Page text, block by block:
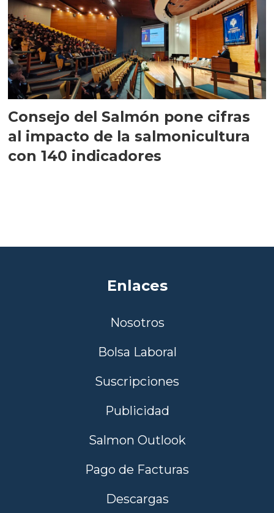
Consejo del Salmón pone cifras
al impacto de la salmonicultura
con 140 indicadores
Enlaces
Nosotros
Bolsa Laboral
Suscripciones
Publicidad
Salmon Outlook
Pago de Facturas
Descargas